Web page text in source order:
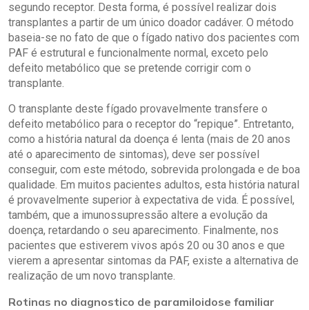
segundo receptor. Desta forma, é possível realizar dois
transplantes a partir de um único doador cadáver. O método
baseia-se no fato de que o fígado nativo dos pacientes com
PAF é estrutural e funcionalmente normal, exceto pelo
defeito metabólico que se pretende corrigir com o
transplante.
O transplante deste fígado provavelmente transfere o
defeito metabólico para o receptor do “repique”. Entretanto,
como a história natural da doença é lenta (mais de 20 anos
até o aparecimento de sintomas), deve ser possível
conseguir, com este método, sobrevida prolongada e de boa
qualidade. Em muitos pacientes adultos, esta história natural
é provavelmente superior à expectativa de vida. É possível,
também, que a imunossupressão altere a evolução da
doença, retardando o seu aparecimento. Finalmente, nos
pacientes que estiverem vivos após 20 ou 30 anos e que
vierem a apresentar sintomas da PAF, existe a alternativa de
realização de um novo transplante.
Rotinas no diagnostico de paramiloidose familiar